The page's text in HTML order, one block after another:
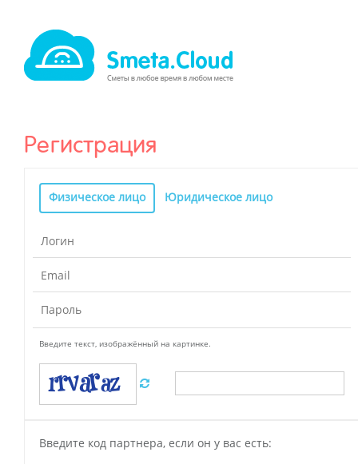
Регистрация
Физическое лицо Юридическое лицо
Введите текст, изображённый на картинке.
Введите код партнера, если он у вас есть: